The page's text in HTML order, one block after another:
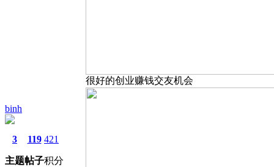
binh
3
主题
119
帖子
421
积分
很好的创业赚钱交友机会